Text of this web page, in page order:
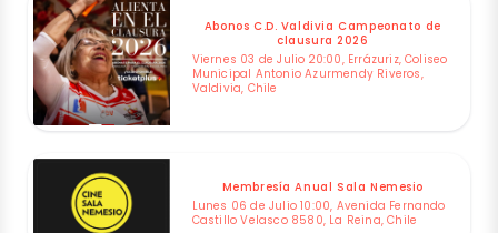
Abonos C.D. Valdivia Campeonato de
clausura 2026
Viernes 03 de Julio 20:00, Errázuriz, Coliseo
Municipal Antonio Azurmendy Riveros,
Valdivia, Chile
Membresía Anual Sala Nemesio
Lunes 06 de Julio 10:00, Avenida Fernando
Castillo Velasco 8580, La Reina, Chile